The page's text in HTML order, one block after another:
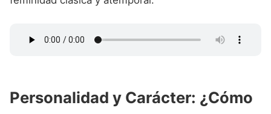
Personalidad y Carácter: ¿Cómo